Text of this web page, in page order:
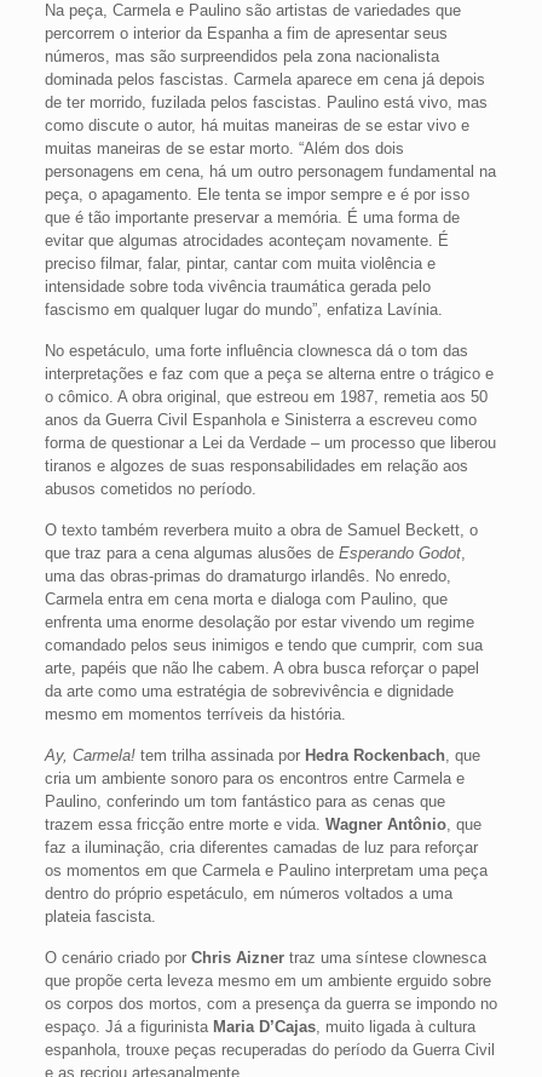
Na peça, Carmela e Paulino são artistas de variedades que
percorrem o interior da Espanha a fim de apresentar seus
números, mas são surpreendidos pela zona nacionalista
dominada pelos fascistas. Carmela aparece em cena já depois
de ter morrido, fuzilada pelos fascistas. Paulino está vivo, mas
como discute o autor, há muitas maneiras de se estar vivo e
muitas maneiras de se estar morto. “Além dos dois
personagens em cena, há um outro personagem fundamental na
peça, o apagamento. Ele tenta se impor sempre e é por isso
que é tão importante preservar a memória. É uma forma de
evitar que algumas atrocidades aconteçam novamente. É
preciso filmar, falar, pintar, cantar com muita violência e
intensidade sobre toda vivência traumática gerada pelo
fascismo em qualquer lugar do mundo”, enfatiza Lavínia.
No espetáculo, uma forte influência clownesca dá o tom das
interpretações e faz com que a peça se alterna entre o trágico e
o cômico. A obra original, que estreou em 1987, remetia aos 50
anos da Guerra Civil Espanhola e Sinisterra a escreveu como
forma de questionar a Lei da Verdade – um processo que liberou
tiranos e algozes de suas responsabilidades em relação aos
abusos cometidos no período.
O texto também reverbera muito a obra de Samuel Beckett, o
que traz para a cena algumas alusões de Esperando Godot,
uma das obras-primas do dramaturgo irlandês. No enredo,
Carmela entra em cena morta e dialoga com Paulino, que
enfrenta uma enorme desolação por estar vivendo um regime
comandado pelos seus inimigos e tendo que cumprir, com sua
arte, papéis que não lhe cabem. A obra busca reforçar o papel
da arte como uma estratégia de sobrevivência e dignidade
mesmo em momentos terríveis da história.
Ay, Carmela!tem trilha assinada por Hedra Rockenbach, que
cria um ambiente sonoro para os encontros entre Carmela e
Paulino, conferindo um tom fantástico para as cenas que
trazem essa fricção entre morte e vida. Wagner Antônio, que
faz a iluminação, cria diferentes camadas de luz para reforçar
os momentos em que Carmela e Paulino interpretam uma peça
dentro do próprio espetáculo, em números voltados a uma
plateia fascista.
O cenário criado por Chris Aiznertraz uma síntese clownesca
que propõe certa leveza mesmo em um ambiente erguido sobre
os corpos dos mortos, com a presença da guerra se impondo no
espaço. Já a figurinista Maria D’Cajas, muito ligada à cultura
espanhola, trouxe peças recuperadas do período da Guerra Civil
e as recriou artesanalmente.